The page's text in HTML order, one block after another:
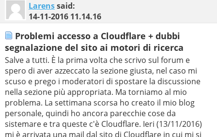
Larenssaid:
14-11-2016 11.14.16
Problemi accesso a Cloudflare + dubbi
segnalazione del sito ai motori di ricerca
Salve a tutti. È la prima volta che scrivo sul forum e
spero di aver azzeccato la sezione giusta, nel caso mi
scuso e prego i moderatori di spostare la discussione
nella sezione più appropriata. Ma torniamo al mio
problema. La settimana scorsa ho creato il mio blog
personale, quindi ho ancora parecchie cose da
sistemare e tra queste c'è Cloudflare. Ieri (13/11/2016)
mi è arrivata una mail dal sito di Cloudflare in cui mi si